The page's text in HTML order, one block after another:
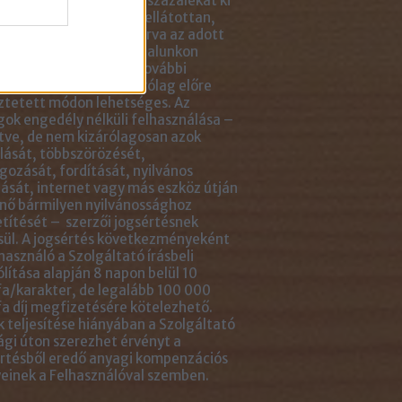
idézőjelekkel ellátottan,
mellé- vagy aláírva az adott
linkjét. Az oldalunkon
anyagok minden további
azonban kizárólag előre
módon lehetséges. Az
engedély nélküli felhasználása –
de nem kizárólagosan azok
többszörözését,
fordítását, nyilvános
internet vagy más eszköz útján
bármilyen nyilvánossághoz
– szerzői jogsértésnek
A jogsértés következményeként
a Szolgáltató írásbeli
alapján 8 napon belül 10
karakter, de legalább 100 000
díj megfizetésére kötelezhető.
teljesítése hiányában a Szolgáltató
úton szerezhet érvényt a
eredő anyagi kompenzációs
a Felhasználóval szemben.